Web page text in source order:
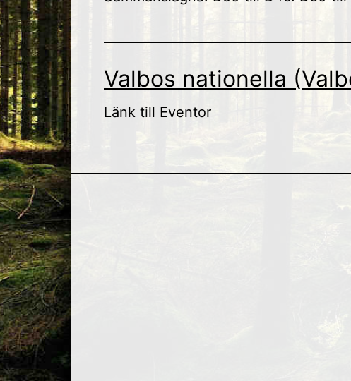
Valbos nationella
Länk till Eventor